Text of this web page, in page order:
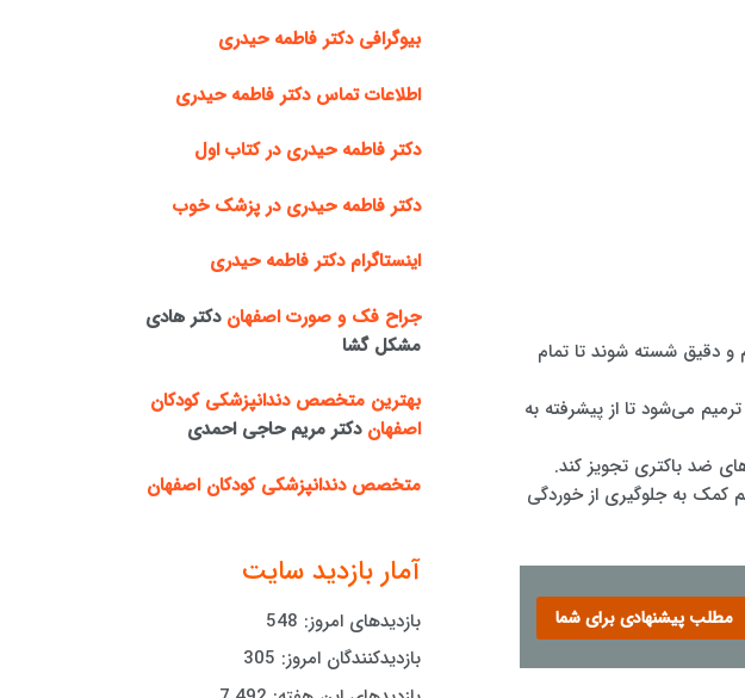
و دقیق شسته شوند تا تمام
می‌شود تا از پیشرفته به
کمک به جلوگیری از خوردگی
مطلب پیشنهادی برای شما
بیوگرافی دکتر فاطمه حیدری
اطلاعات تماس دکتر فاطمه حیدری
دکتر فاطمه حیدری در کتاب اول
دکتر فاطمه حیدری در پزشک خوب
اینستاگرام دکتر فاطمه حیدری
جراح فک و صورت اصفهان دکتر هادی
مشکل گشا
بهترین متخصص دندانپزشکی کودکان
اصفهان دکتر مریم حاجی احمدی
متخصص دندانپزشکی کودکان اصفهان
آمار بازدید سایت
بازدیدهای امروز: 548
بازدیدکنندگان امروز: 305